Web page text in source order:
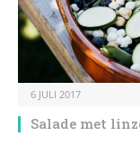
6 JULI 2017
Salade met